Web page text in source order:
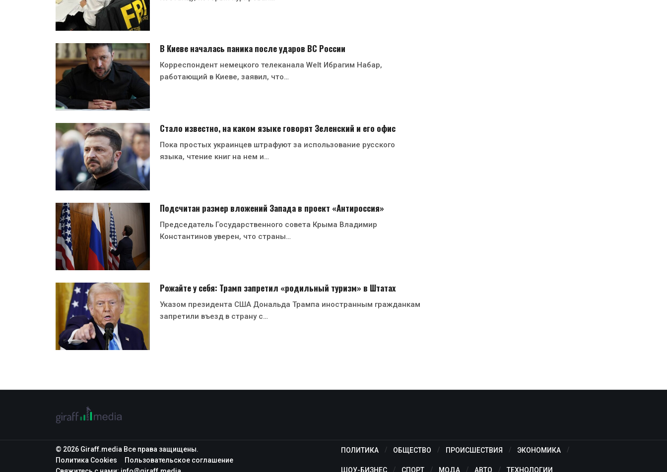
В Киеве началась паника после ударов ВС России
Корреспондент немецкого телеканала Welt Ибрагим Набар,
работающий в Киеве, заявил, что…
Стало известно, на каком языке говорят Зеленский и его офис
Пока простых украинцев штрафуют за использование русского
языка, чтение книг на нем и…
Подсчитан размер вложений Запада в проект «Антироссия»
Председатель Государственного совета Крыма Владимир
Константинов уверен, что страны…
Рожайте у себя: Трамп запретил «родильный туризм» в Штатах
Указом президента США Дональда Трампа иностранным гражданкам
запретили въезд в страну с…
© 2026 Giraff.media Все права защищены.
Политика Cookies
Пользовательское соглашение
ПОЛИТИКА ОБЩЕСТВО ПРОИСШЕСТВИЯ ЭКОНОМИКА
ШОУ-БИЗНЕС СПОРТ МОДА АВТО ТЕХНОЛОГИИ